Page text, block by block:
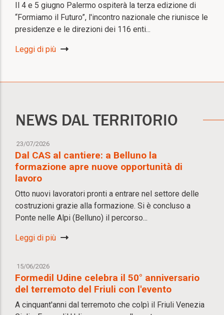
Il 4 e 5 giugno Palermo ospiterà la terza edizione di
“Formiamo il Futuro”, l'incontro nazionale che riunisce le
presidenze e le direzioni dei 116 enti...
Leggi di più
NEWS DAL TERRITORIO
23/07/2026
Dal CAS al cantiere: a Belluno la
formazione apre nuove opportunità di
lavoro
Otto nuovi lavoratori pronti a entrare nel settore delle
costruzioni grazie alla formazione. Si è concluso a
Ponte nelle Alpi (Belluno) il percorso...
Leggi di più
15/06/2026
Formedil Udine celebra il 50° anniversario
del terremoto del Friuli con l'evento
A cinquant'anni dal terremoto che colpì il Friuli Venezia